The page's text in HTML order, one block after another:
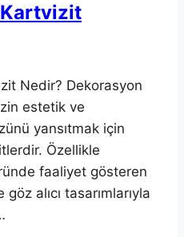
Nedir? Dekorasyon
estetik ve
yansıtmak için
Özellikle
faaliyet gösteren
alıcı tasarımlarıyla